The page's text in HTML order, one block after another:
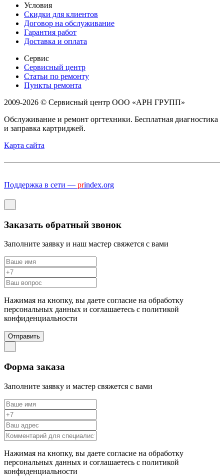
Условия
Скидки для клиентов
Договор на обслуживание
Гарантия работ
Доставка и оплата
Сервис
Сервисный центр
Статьи по ремонту
Пункты ремонта
2009-2026 © Сервисный центр ООО «АРН ГРУПП»
Обслуживание и ремонт оргтехники. Бесплатная диагностика
и заправка картриджей.
Карта сайта
Поддержка в сети — prindex.org
Заказать обратный звонок
Заполните заявку и наш мастер свяжется с вами
Нажимая на кнопку, вы даете согласие на обработку
персональных данных и соглашаетесь c политикой
конфиденциальности
Отправить
Форма заказа
Заполните заявку и мастер свяжется с вами
Нажимая на кнопку, вы даете согласие на обработку
персональных данных и соглашаетесь c политикой
конфиденциальности